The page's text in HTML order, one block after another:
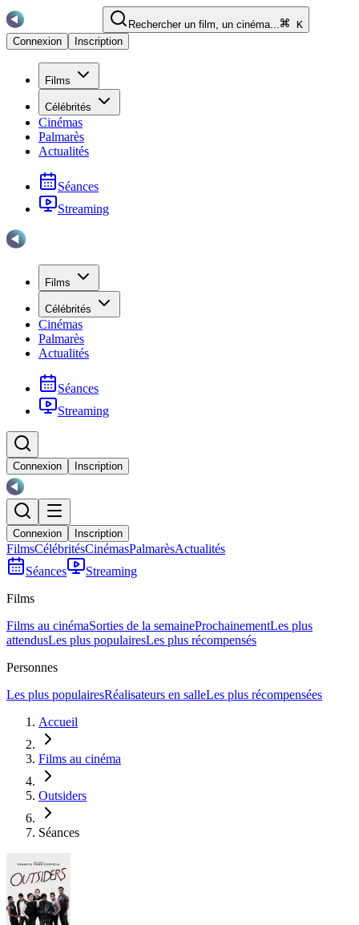
Rechercher un film, un cinéma...
K
Connexion
Inscription
Films
Célébrités
Cinémas
Palmarès
Actualités
Séances
Streaming
Films
Célébrités
Cinémas
Palmarès
Actualités
Séances
Streaming
Connexion Inscription
Connexion Inscription
FilmsCélébritésCinémasPalmarèsActualités
Séances
Streaming
Films
Films au cinémaSorties de la semaineProchainementLes plus
attendusLes plus populairesLes plus récompensés
Personnes
Les plus populairesRéalisateurs en salleLes plus récompensées
Accueil
Films au cinéma
Outsiders
Séances